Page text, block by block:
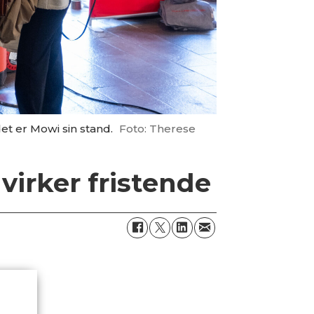
er Mowi sin stand. Foto: Therese
fristende